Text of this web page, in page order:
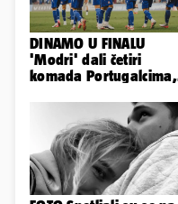
DINAMO U FINALU
'Modri' dali četiri
komada Portugalcima,